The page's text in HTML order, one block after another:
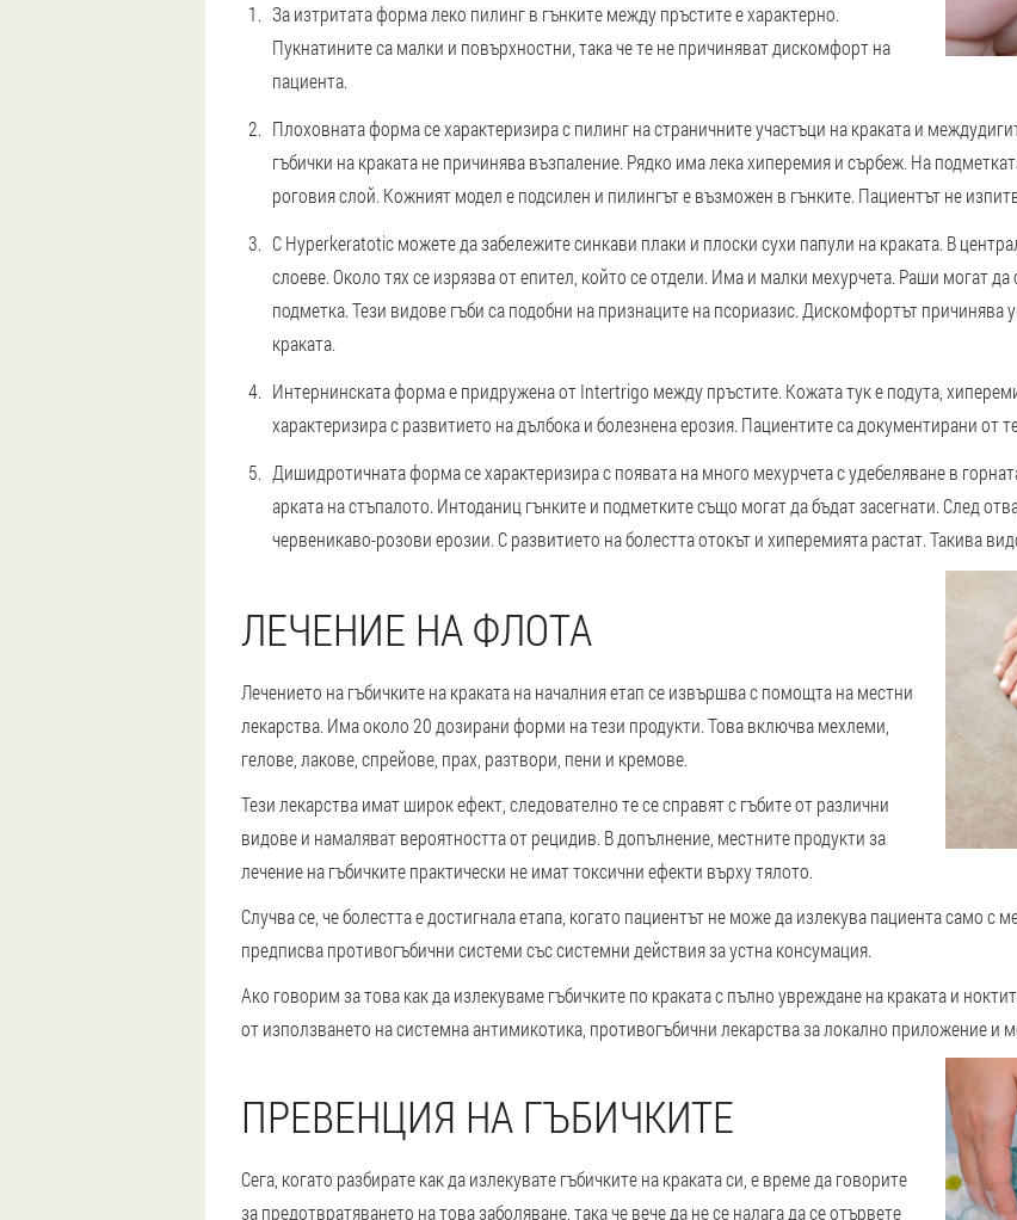
За изтритата форма леко пилинг в гънките между пръстите е характерно.
Пукнатините са малки и повърхностни, така че те не причиняват дискомфорт на
пациента.
Плоховната форма се характеризира с пилинг на страничните участъци на краката и
гъбички на краката не причинява възпаление. Рядко има лека хиперемия и сърбеж. На
роговия слой. Кожният модел е подсилен и пилингът е възможен в гънките. Пациентът не
С Hyperkeratotic можете да забележите синкави плаки и плоски сухи папули на краката. В
слоеве. Около тях се изрязва от епител, който се отдели. Има и малки мехурчета. Раши могат
подметка. Тези видове гъби са подобни на признаците на псориазис. Дискомфортът причинява
краката.
Интернинската форма е придружена от Intertrigo между пръстите. Кожата тук е подута,
характеризира с развитието на дълбока и болезнена ерозия. Пациентите са документирани от
Дишидротичната форма се характеризира с появата на много мехурчета с удебеляване в
арката на стъпалото. Интоданиц гънките и подметките също могат да бъдат засегнати. След
червеникаво-розови ерозии. С развитието на болестта отокът и хиперемията растат. Такива
ЛЕЧЕНИЕ НА ФЛОТА
Лечението на гъбичките на краката на началния етап се извършва с помощта на местни
лекарства. Има около 20 дозирани форми на тези продукти. Това включва мехлеми,
гелове, лакове, спрейове, прах, разтвори, пени и кремове.
Тези лекарства имат широк ефект, следователно те се справят с гъбите от различни
видове и намаляват вероятността от рецидив. В допълнение, местните продукти за
лечение на гъбичките практически не имат токсични ефекти върху тялото.
Случва се, че болестта е достигнала етапа, когато пациентът не може да излекува пациента само с
предписва противогъбични системи със системни действия за устна консумация.
Ако говорим за това как да излекуваме гъбичките по краката с пълно увреждане на краката и
от използването на системна антимикотика, противогъбични лекарства за локално приложение и
ПРЕВЕНЦИЯ НА ГЪБИЧКИТЕ
Сега, когато разбирате как да излекувате гъбичките на краката си, е време да говорите
за предотвратяването на това заболяване, така че вече да не се налага да се отървете